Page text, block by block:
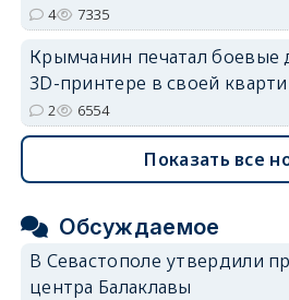
4 7335
Крымчанин печатал боевые
3D-принтере в своей
2 6554
Показать все
Обсуждаемое
В Севастополе утвердили
центра Балаклавы